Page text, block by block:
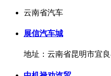
云南省汽车
展信汽车城
地址：云南省昆明市宜